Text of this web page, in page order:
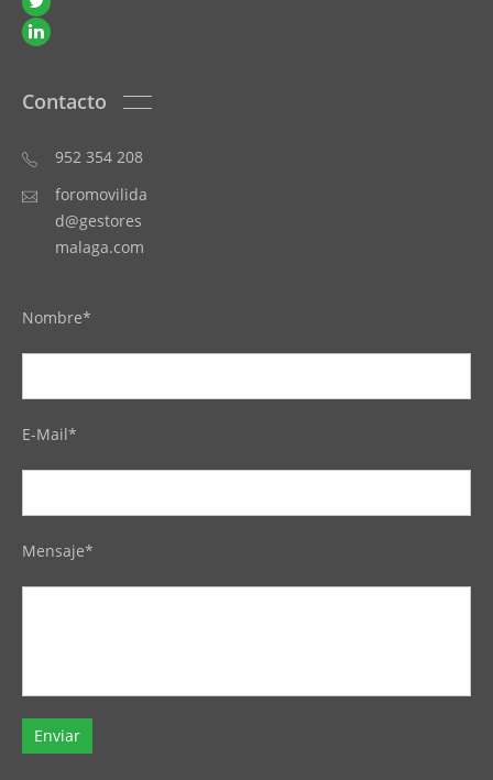
Contacto
952 354 208
foromovilida
d@gestores
malaga.com
Nombre*
E-Mail*
Mensaje*